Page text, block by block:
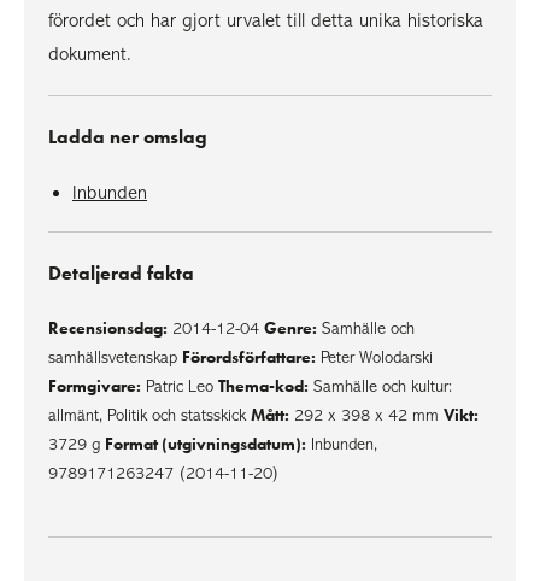
förordet och har gjort urvalet till detta unika historiska
dokument.
Ladda ner omslag
Inbunden
Detaljerad fakta
Recensionsdag: 2014-12-04 Genre: Samhälle och
samhällsvetenskap Förordsförfattare: Peter Wolodarski
Formgivare: Patric Leo Thema-kod: Samhälle och kultur:
allmänt, Politik och statsskick Mått: 292 x 398 x 42 mm Vikt:
3729 g Format (utgivningsdatum): Inbunden,
9789171263247 (2014-11-20)